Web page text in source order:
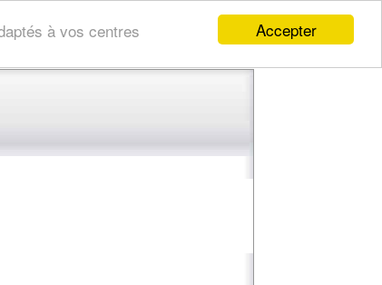
Accepter
à vos centres